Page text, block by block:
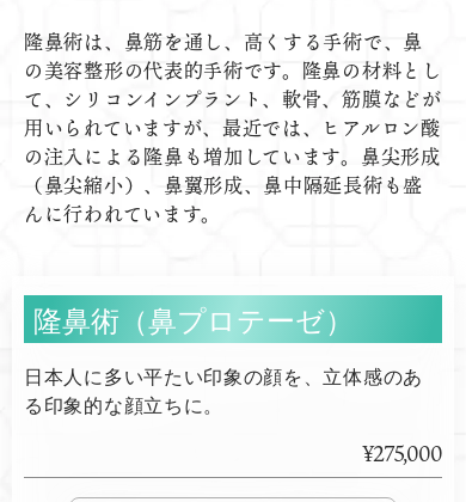
隆鼻術は、鼻筋を通し、高くする手術で、鼻
の美容整形の代表的手術です。隆鼻の材料とし
て、シリコンインプラント、軟骨、筋膜などが
用いられていますが、最近では、ヒアルロン酸
の注入による隆鼻も増加しています。鼻尖形成
（鼻尖縮小）、鼻翼形成、鼻中隔延長術も盛
んに行われています。
隆鼻術（鼻プロテーゼ）
日本人に多い平たい印象の顔を、立体感のあ
る印象的な顔立ちに。
¥275,000